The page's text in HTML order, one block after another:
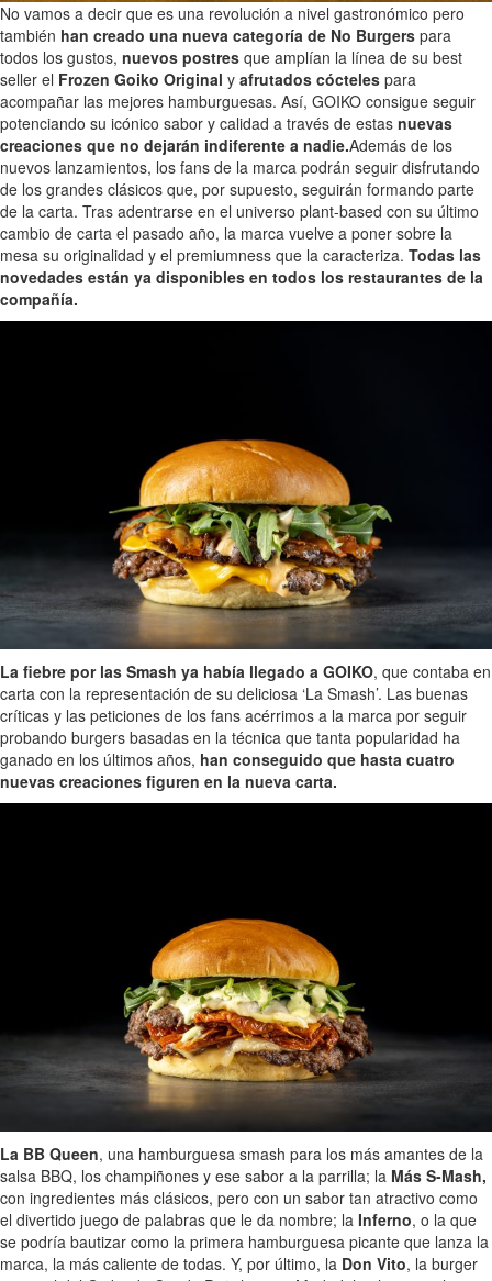
No vamos a decir que es una revolución a nivel gastronómico pero
también han creado una nueva categoría de No Burgers para
todos los gustos, nuevos postres que amplían la línea de su best
seller el Frozen Goiko Original y afrutados cócteles para
acompañar las mejores hamburguesas. Así, GOIKO consigue seguir
potenciando su icónico sabor y calidad a través de estas nuevas
creaciones que no dejarán indiferente a nadie.Además de los
nuevos lanzamientos, los fans de la marca podrán seguir disfrutando
de los grandes clásicos que, por supuesto, seguirán formando parte
de la carta. Tras adentrarse en el universo plant-based con su último
cambio de carta el pasado año, la marca vuelve a poner sobre la
mesa su originalidad y el premiumness que la caracteriza. Todas las
novedades están ya disponibles en todos los restaurantes de la
compañía.
La fiebre por las Smash ya había llegado a GOIKO, que contaba en
carta con la representación de su deliciosa ‘La Smash’. Las buenas
críticas y las peticiones de los fans acérrimos a la marca por seguir
probando burgers basadas en la técnica que tanta popularidad ha
ganado en los últimos años, han conseguido que hasta cuatro
nuevas creaciones figuren en la nueva carta.
La BB Queen, una hamburguesa smash para los más amantes de la
salsa BBQ, los champiñones y ese sabor a la parrilla; la Más S-Mash,
con ingredientes más clásicos, pero con un sabor tan atractivo como
el divertido juego de palabras que le da nombre; la Inferno, o la que
se podría bautizar como la primera hamburguesa picante que lanza la
marca, la más caliente de todas. Y, por último, la Don Vito, la burger